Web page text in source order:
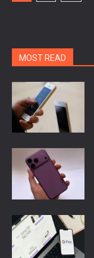
MOST READ